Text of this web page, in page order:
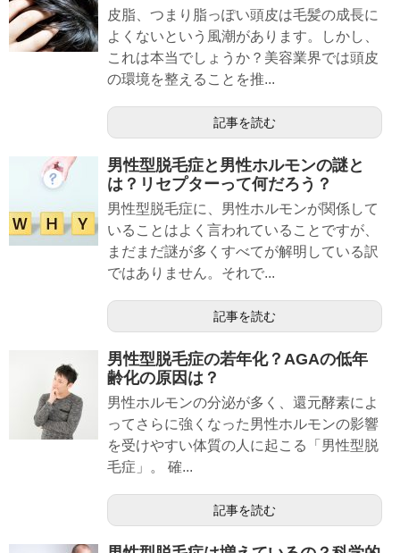
皮脂、つまり脂っぽい頭皮は毛髪の成長に
よくないという風潮があります。しかし、
これは本当でしょうか？美容業界では頭皮
の環境を整えることを推...
記事を読む
男性型脱毛症と男性ホルモンの謎と
は？リセプターって何だろう？
男性型脱毛症に、男性ホルモンが関係して
いることはよく言われていることですが、
まだまだ謎が多くすべてが解明している訳
ではありません。それで...
記事を読む
男性型脱毛症の若年化？AGAの低年
齢化の原因は？
男性ホルモンの分泌が多く、還元酵素によ
ってさらに強くなった男性ホルモンの影響
を受けやすい体質の人に起こる「男性型脱
毛症」。 確...
記事を読む